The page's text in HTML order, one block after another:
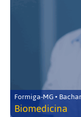
Formiga-MG •
Biomedicina